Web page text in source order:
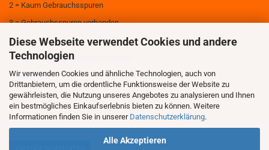
Diese Webseite verwendet Cookies und andere
Technologien
Wir verwenden Cookies und ähnliche Technologien, auch von
Drittanbietern, um die ordentliche Funktionsweise der Website zu
gewährleisten, die Nutzung unseres Angebotes zu analysieren und Ihnen
ein bestmögliches Einkaufserlebnis bieten zu können. Weitere
Informationen finden Sie in unserer Datenschutzerklärung.
Alle Akzeptieren
2 = Kaum Gebrauchsspuren
3 = Gebrauchsspuren vorhanden
4 = Deutliche Gebrauchsspuren
5 = Sehr deutliche Gebrauchsspuren
6 = Zerstört